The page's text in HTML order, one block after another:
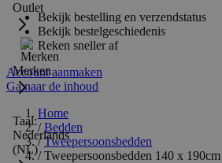
Outlet
Merken
Taal:
Nederlands
(NL)
Bekijk bestelling en verzendstatus
Bekijk bestelgeschiedenis
Reken sneller af
Account aanmaken
Ga naar de inhoud
Home
/ Bedden
/ Tweepersoonsbedden
/ Tweepersoonsbedden 140 x 190cm